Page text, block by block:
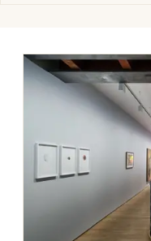
Sports
Soirées
Sorties famille
Sorties & loisirs
Paris
Strasbourg